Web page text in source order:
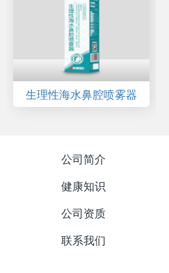
生理性海水鼻腔喷雾器
公司简介
健康知识
公司资质
联系我们